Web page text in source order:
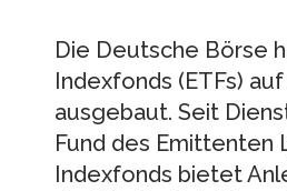
Die Deutsche Börse
Indexfonds (ETFs)
ausgebaut. Seit
Fund des Emittenten
Indexfonds bietet